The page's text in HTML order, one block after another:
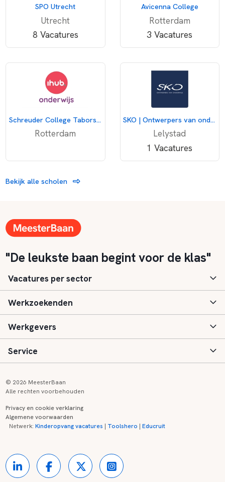
SPO Utrecht
Utrecht
8 Vacatures
Avicenna College
Rotterdam
3 Vacatures
Schreuder College Taborstraat
Rotterdam
SKO | Ontwerpers van onderwijs
Lelystad
1 Vacatures
Bekijk alle scholen
"De leukste baan begint voor de klas"
Vacatures per sector
Basisonderwijs
Speciaal (basis) onderwijs
Voortgezet onderwijs
Kinderopvang
Werkzoekenden
Aanmelden
Vacatures
Zij-instroom informatie
Onderwijsregio's
Werkgevers
Inloggen
Registreren
Contact
Service
Onderwijs links
Partners
© 2026 MeesterBaan
Alle rechten voorbehouden
Privacy en cookie verklaring
Algemene voorwaarden
Netwerk:Kinderopvang vacatures | Toolshero |Educruit